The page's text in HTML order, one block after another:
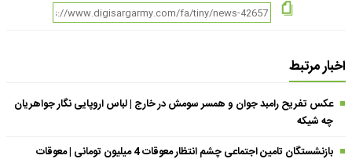
اخبار مرتبط
عکس تفریح رامبد جوان و همسر سومش در خارج | لباس اروپایی نگار جواهریان
چه شیکه
بازنشستگان تامین اجتماعی چشم انتظار معوقات 4 میلیون تومانی | معوقات